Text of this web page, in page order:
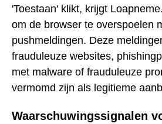
'Toestaan' klikt, krijgt
om de browser te overspoelen
pushmeldingen. Deze
frauduleuze websites,
met malware of frauduleuze
vermomd zijn als legitieme
Waarschuwingssignalen